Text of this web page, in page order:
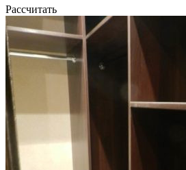
Рассчитать